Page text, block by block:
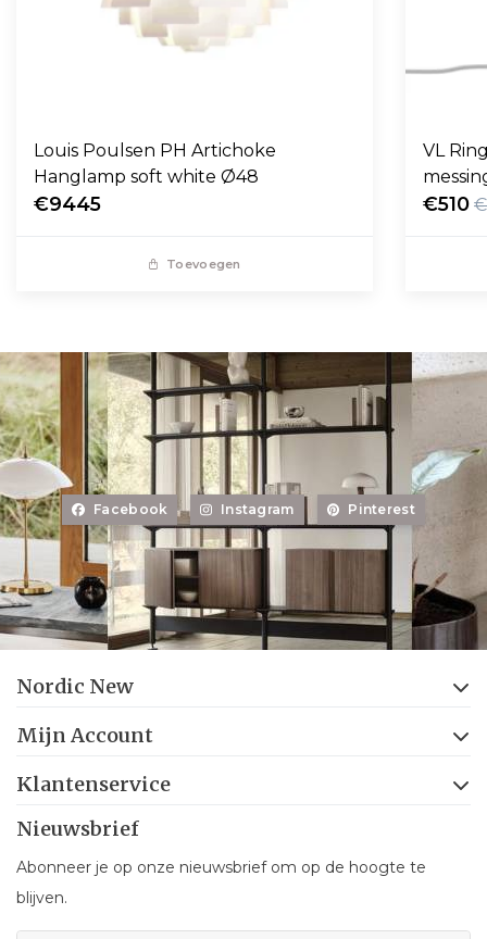
Louis Poulsen PH Artichoke
Hanglamp soft white Ø48
€9445
Toevoegen
VL
€510
Facebook Instagram Pinterest
Nordic New
Mijn Account
Klantenservice
Nieuwsbrief
Abonneer je op onze nieuwsbrief om op de hoogte te
blijven.